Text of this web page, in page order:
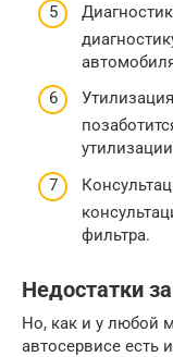
фильтра.
Недостатки
Но, как и у любой
автосервисе есть